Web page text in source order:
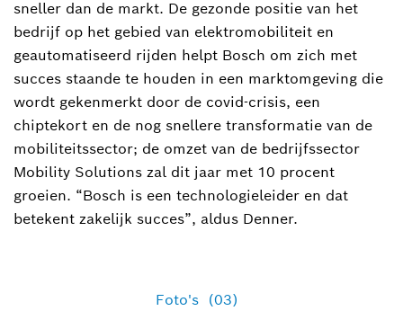
sneller dan de markt. De gezonde positie van het
bedrijf op het gebied van elektromobiliteit en
geautomatiseerd rijden helpt Bosch om zich met
succes staande te houden in een marktomgeving die
wordt gekenmerkt door de covid-crisis, een
chiptekort en de nog snellere transformatie van de
mobiliteitssector; de omzet van de bedrijfssector
Mobility Solutions zal dit jaar met 10 procent
groeien. “Bosch is een technologieleider en dat
betekent zakelijk succes”, aldus Denner.
Foto's (03)